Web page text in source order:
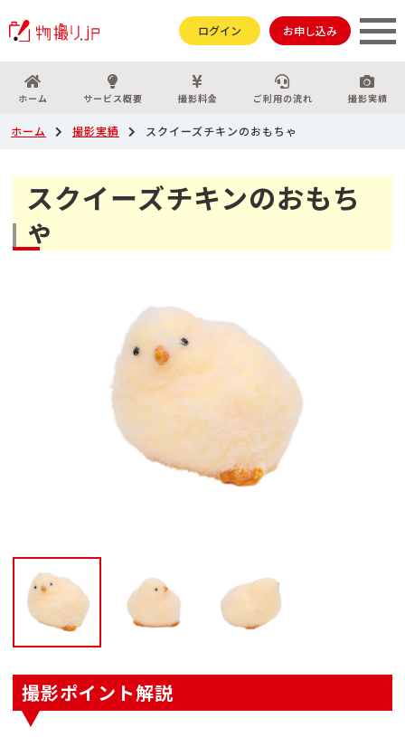
ログイン お申し込み
ホーム サービス概要 撮影料金 ご利用の流れ 撮影実績
ホーム 撮影実績 スクイーズチキンのおもちゃ
スクイーズチキンのおもち
ゃ
撮影ポイント解説